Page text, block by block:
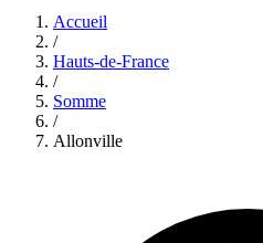
Accueil
/
Hauts-de-France
/
Somme
/
Allonville